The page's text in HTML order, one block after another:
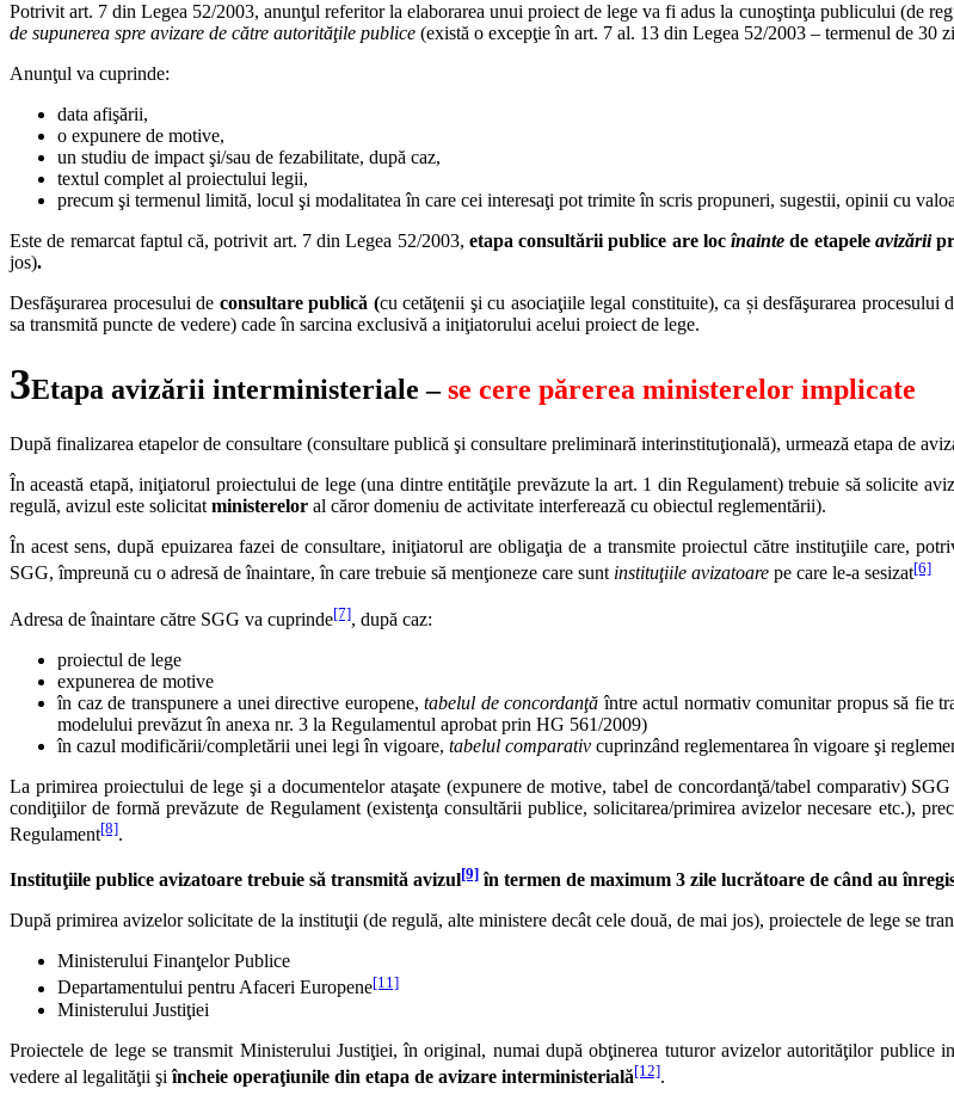
Potrivit art. 7 din Legea 52/2003, anunţul referitor la elaborarea unui proiect de lege va fi adus la cunoştinţa publicului (de
de supunerea spre avizare de către autorităţile publice (există o excepţie în art. 7 al. 13 din Legea 52/2003 – termenul de 30
Anunţul va cuprinde:
data afişării,
o expunere de motive,
un studiu de impact şi/sau de fezabilitate, după caz,
textul complet al proiectului legii,
precum şi termenul limită, locul şi modalitatea în care cei interesaţi pot trimite în scris propuneri, sugestii, opinii cu
Este de remarcat faptul că, potrivit art. 7 din Legea 52/2003, etapa consultării publice are locînainte de etapele avizării
jos).
Desfăşurarea procesului de consultare publică (cu cetăţenii şi cu asociaţiile legal constituite), ca și desfăşurarea procesului
sa transmită puncte de vedere) cade în sarcina exclusivă a iniţiatorului acelui proiect de lege.
3Etapa avizării interministeriale –se cere părerea ministerelor implicate
După finalizarea etapelor de consultare (consultare publică şi consultare preliminară interinstituţională), urmează etapa de
În această etapă, iniţiatorul proiectului de lege (una dintre entităţile prevăzute la art. 1 din Regulament) trebuie să solicite
regulă, avizul este solicitat ministerelor al căror domeniu de activitate interferează cu obiectul reglementării).
În acest sens, după epuizarea fazei de consultare, iniţiatorul are obligaţia de a transmite proiectul către instituţiile care,
SGG, împreună cu o adresă de înaintare, în care trebuie să menţioneze care sunt instituţiile avizatoare pe care le-a sesizat[6]
Adresa de înaintare către SGG va cuprinde[7], după caz:
proiectul de lege
expunerea de motive
în caz de transpunere a unei directive europene, tabelul de concordanţă între actul normativ comunitar propus să fie
modelului prevăzut în anexa nr. 3 la Regulamentul aprobat prin HG 561/2009)
în cazul modificării/completării unei legi în vigoare, tabelul comparativ cuprinzând reglementarea în vigoare şi
La primirea proiectului de lege şi a documentelor ataşate (expunere de motive, tabel de concordanţă/tabel comparativ)
condiţiilor de formă prevăzute de Regulament (existenţa consultării publice, solicitarea/primirea avizelor necesare etc.),
Regulament[8].
Instituţiile publice avizatoare trebuie să transmită avizul[9] în termen de maximum 3 zile lucrătoare de când au
După primirea avizelor solicitate de la instituţii (de regulă, alte ministere decât cele două, de mai jos), proiectele de lege se
Ministerului Finanţelor Publice
Departamentului pentru Afaceri Europene[11]
Ministerului Justiţiei
Proiectele de lege se transmit Ministerului Justiţiei, în original, numai după obţinerea tuturor avizelor autorităţilor publice
vedere al legalităţii şiîncheie operaţiunile din etapa de avizare interministerială[12].